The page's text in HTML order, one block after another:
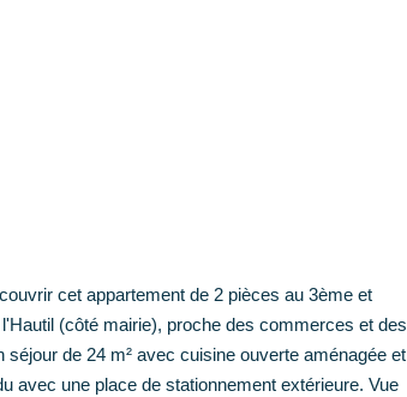
cet appartement de 2 pièces au 3ème et
(côté mairie), proche des commerces et des
de 24 m² avec cuisine ouverte aménagée et
avec une place de stationnement extérieure. Vue